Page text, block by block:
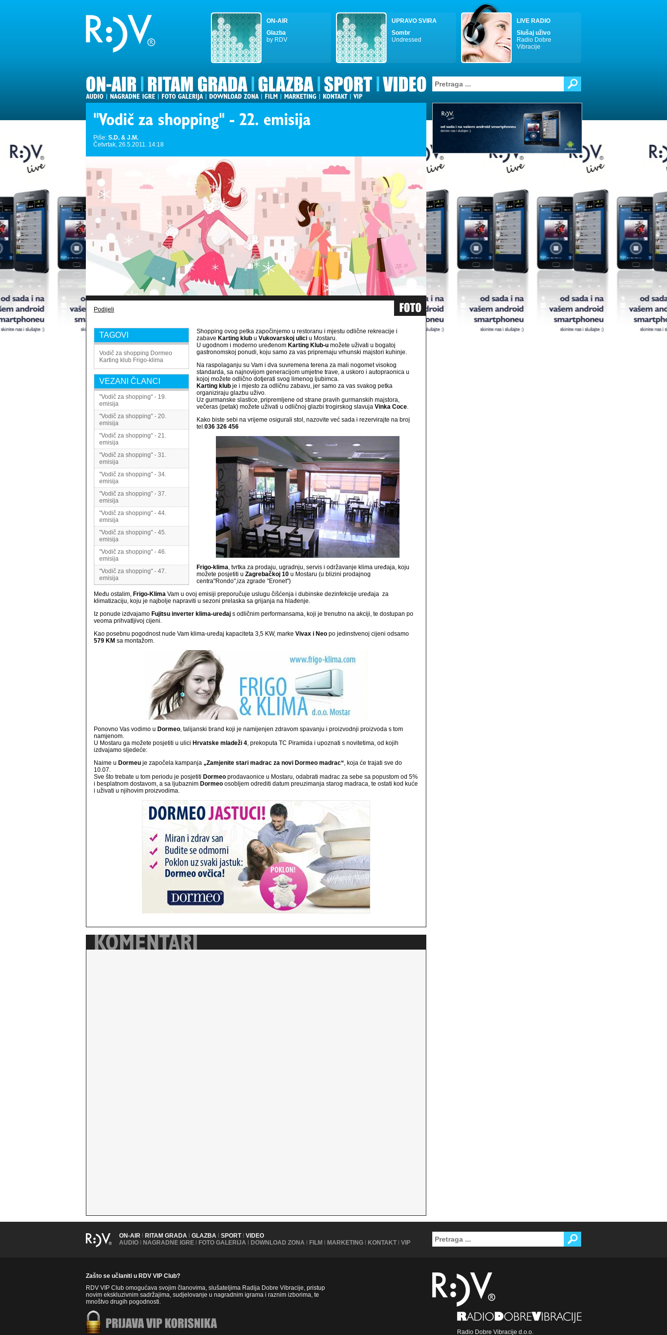
ON-AIR
Glazba
by RDV
UPRAVO SVIRA
Sombr
Undressed
LIVE RADIO
Slušaj uživo
Radio Dobre
Vibracije
Piše: S.D. & J.M.
Četvrtak, 26.5.2011. 14:18
Podijeli
TAGOVI
Vodič za shopping Dormeo
Karting klub Frigo-klima
VEZANI ČLANCI
"Vodič za shopping" - 19.
emisija
"Vodič za shopping" - 20.
emisija
"Vodič za shopping" - 21.
emisija
"Vodič za shopping" - 31.
emisija
"Vodič za shopping" - 34.
emisija
"Vodič za shopping" - 37.
emisija
"Vodič za shopping" - 44.
emisija
"Vodič za shopping" - 45.
emisija
"Vodič za shopping" - 46.
emisija
"Vodič za shopping" - 47.
emisija
Shopping ovog petka započinjemo u restoranu i mjestu odlične rekreacije i
zabave Karting klub u Vukovarskoj ulici u Mostaru.
U ugodnom i moderno uređenom Karting Klub-u možete uživati u bogatoj
gastronomskoj ponudi, koju samo za vas pripremaju vrhunski majstori kuhinje.
Na raspolaganju su Vam i dva suvremena terena za mali nogomet visokog
standarda, sa najnovijom generacijom umjetne trave, a uskoro i autopraonica u
kojoj možete odlično dotjerati svog limenog ljubimca.
Karting klub je i mjesto za odličnu zabavu, jer samo za vas svakog petka
organiziraju glazbu uživo.
Uz gurmanske slastice, pripremljene od strane pravih gurmanskih majstora,
večeras (petak) možete uživati u odličnoj glazbi trogirskog slavuja Vinka Coce.
Kako biste sebi na vrijeme osigurali stol, nazovite već sada i rezervirajte na broj
tel.036 326 456
Frigo-klima, tvrtka za prodaju, ugradnju, servis i održavanje klima uređaja, koju
možete posjetiti u Zagrebačkoj 10 u Mostaru (u blizini prodajnog
centra"Rondo",iza zgrade "Eronet")
Među ostalim, Frigo-Klima Vam u ovoj emisiji preporučuje uslugu čišćenja i dubinske dezinfekcije uređaja za
klimatizaciju, koju je najbolje napraviti u sezoni prelaska sa grijanja na hlađenje.
Iz ponude izdvajamo Fujitsu inverter klima-uređaj s odličnim performansama, koji je trenutno na akciji, te dostupan po
veoma prihvatljivoj cijeni.
Kao posebnu pogodnost nude Vam klima-uređaj kapaciteta 3,5 KW, marke Vivax i Neo po jedinstvenoj cijeni odsamo
579 KM sa montažom.
Ponovno Vas vodimo u Dormeo, talijanski brand koji je namijenjen zdravom spavanju i proizvodnji proizvoda s tom
namjenom.
U Mostaru ga možete posjetiti u ulici Hrvatske mladeži 4, prekoputa TC Piramida i upoznati s novitetima, od kojih
izdvajamo sljedeće:
Naime u Dormeu je započela kampanja „Zamjenite stari madrac za novi Dormeo madrac“, koja će trajati sve do
10.07.
Sve što trebate u tom periodu je posjetiti Dormeo prodavaonice u Mostaru, odabrati madrac za sebe sa popustom od 5%
i besplatnom dostavom, a sa ljubaznim Dormeo osobljem odrediti datum preuzimanja starog madraca, te ostati kod kuće
i uživati u njihovim proizvodima.
ON-AIR | RITAM GRADA | GLAZBA | SPORT | VIDEO
AUDIO | NAGRADNE IGRE | FOTO GALERIJA | DOWNLOAD ZONA | FILM | MARKETING | KONTAKT | VIP
Zašto se učlaniti u RDV VIP Club?
RDV VIP Club omogućava svojim članovima, slušateljima Radija Dobre Vibracije, pristup
novim ekskluzivnim sadržajima, sudjelovanje u nagradnim igrama i raznim izborima, te
mnoštvo drugih pogodnosti.
Radio Dobre Vibracije d.o.o.